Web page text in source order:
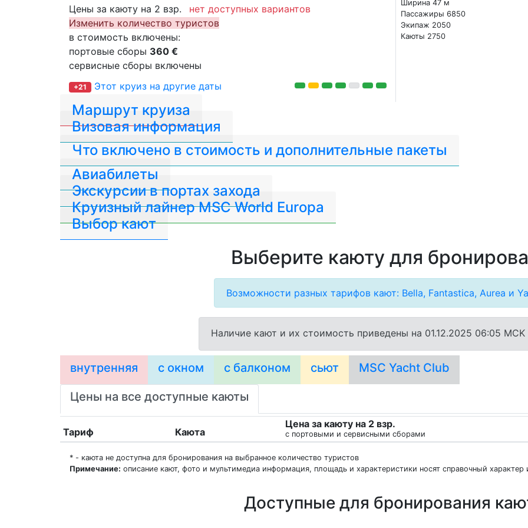
Цены за каюту на 2 взр.
нет доступных вариантов
Изменить количество туристов
в стоимость включены:
портовые сборы 360 €
сервисные сборы включены
+21 Этот круиз на другие даты
Ширина 47 м
Пассажиры 6850
Экипаж 2050
Каюты 2750
Маршрут круиза
Визовая информация
Авиабилеты
Что включено в стоимость и дополнительные пакеты
Экскурсии в портах захода
Круизный лайнер MSC World Europa
Выбор кают
Выберите каюту для
Возможности разных тарифов кают: Bella, Fantastica, Aurea и
Наличие кают и их стоимость приведены на 01.12.2025 06:05 MCK
внутренняя с окном с балконом сьют MSC Yacht Club
Цены на все доступные каюты
Тариф Каюта
Цена за каюту на 2 взр.
с портовыми и сервисными сборами
* - каюта не доступна для бронирования на выбранное количество туристов
Примечание: описание кают, фото и мультимедиа информация, площадь и характеристики носят справочный характер
Доступные для бронирования